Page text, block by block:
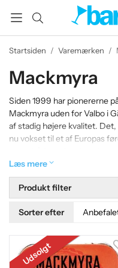
Startsiden / Varemærken /
Mackmyra
Siden 1999 har pionererne
Mackmyra uden for Valbo i
af stadig højere kvalitet.
nu vokset til et af Europas
den førende aktør på det
Læs mere
Produkt filter
Sorter efter
Udsolgt